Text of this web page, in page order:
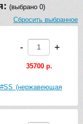
(выбрано 0)
Сбросить выбранное
(нержавеющая
- +
35700 р.